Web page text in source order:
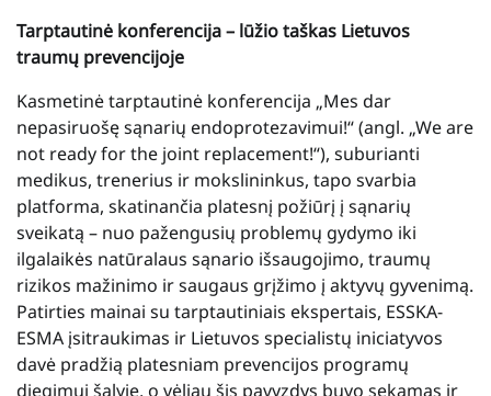
Tarptautinė konferencija – lūžio taškas Lietuvos
traumų prevencijoje
Kasmetinė tarptautinė konferencija „Mes dar
nepasiruošę sąnarių endoprotezavimui!“ (angl. „We are
not ready for the joint replacement!“), suburianti
medikus, trenerius ir mokslininkus, tapo svarbia
platforma, skatinančia platesnį požiūrį į sąnarių
sveikatą – nuo pažengusių problemų gydymo iki
ilgalaikės natūralaus sąnario išsaugojimo, traumų
rizikos mažinimo ir saugaus grįžimo į aktyvų gyvenimą.
Patirties mainai su tarptautiniais ekspertais, ESSKA-
ESMA įsitraukimas ir Lietuvos specialistų iniciatyvos
davė pradžią platesniam prevencijos programų
diegimui šalyje, o vėliau šis pavyzdys buvo sekamas ir